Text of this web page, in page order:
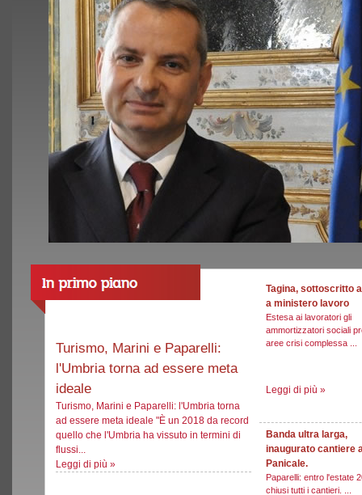
Turismo, Marini e Paparelli:
l'Umbria torna ad essere meta
ideale
Turismo, Marini e Paparelli: l'Umbria torna
ad essere meta ideale "È un 2018 da record
quello che l'Umbria ha vissuto in termini di
flussi...
Leggi di più »
Tagina, sottoscritto
a ministero lavoro
Estesa ai lavoratori gli
ammortizzatori sociali
aree crisi complessa ...
Leggi di più »
Banda ultra larga,
inaugurato cantiere
Panicale.
Paparelli: entro l'estate
chiusi tutti i cantieri. ...